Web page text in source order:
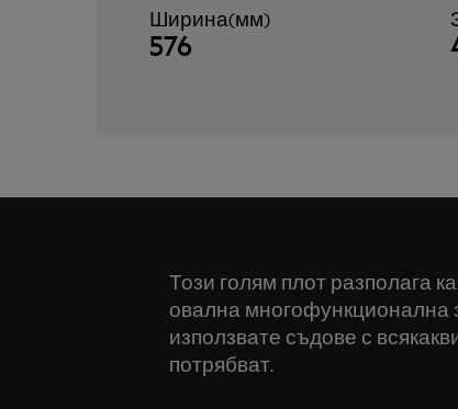
Ширина(мм)
576
Този голям плот разполага
овална многофункционална
използвате съдове с
потрябват.